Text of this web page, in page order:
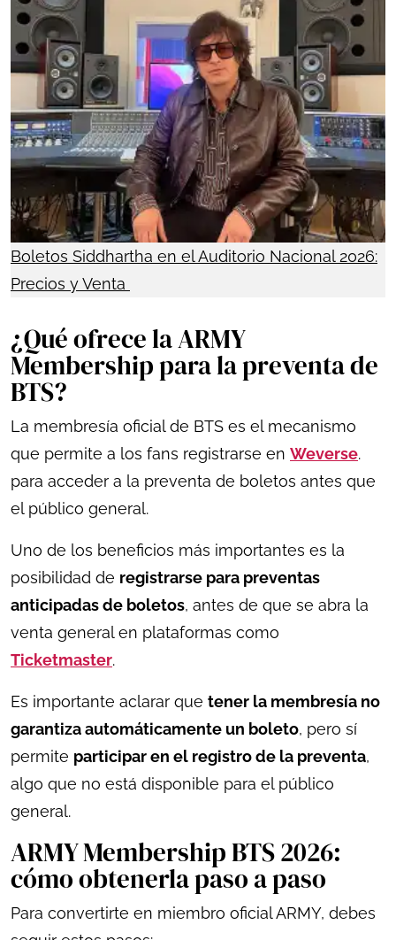
Boletos Siddhartha en el Auditorio Nacional 2026:
Precios y Venta
¿Qué ofrece la ARMY
Membership para la preventa de
BTS?
La membresía oficial de BTS es el mecanismo
que permite a los fans registrarse en Weverse.
para acceder a la preventa de boletos antes que
el público general.
Uno de los beneficios más importantes es la
posibilidad de registrarse para preventas
anticipadas de boletos, antes de que se abra la
venta general en plataformas como
Ticketmaster.
Es importante aclarar que tener la membresía no
garantiza automáticamente un boleto, pero sí
permite participar en el registro de la preventa,
algo que no está disponible para el público
general.
ARMY Membership BTS 2026:
cómo obtenerla paso a paso
Para convertirte en miembro oficial ARMY, debes